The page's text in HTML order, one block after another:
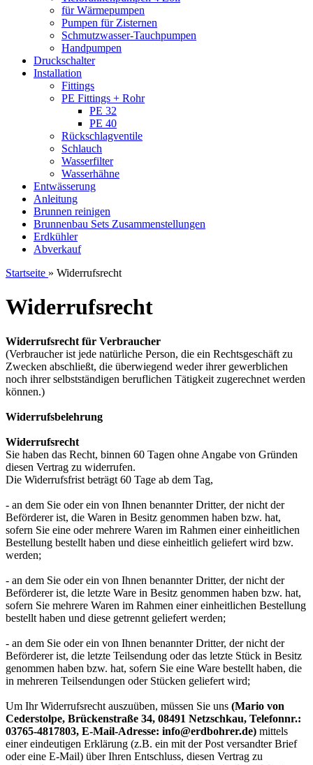
für Wärmepumpen
Pumpen für Zisternen
Schmutzwasser-Tauchpumpen
Handpumpen
Druckschalter
Installation
Fittings
PE Fittings + Rohr
PE 32
PE 40
Rückschlagventile
Schlauch
Wasserfilter
Wasserhähne
Entwässerung
Anleitung
Brunnen reinigen
Brunnenbau Sets Zusammenstellungen
Erdkühler
Abverkauf
Startseite » Widerrufsrecht
Widerrufsrecht
Widerrufsrecht für Verbraucher
(Verbraucher ist jede natürliche Person, die ein Rechtsgeschäft zu
Zwecken abschließt, die überwiegend weder ihrer gewerblichen
noch ihrer selbstständigen beruflichen Tätigkeit zugerechnet werden
können.)
Widerrufsbelehrung
Widerrufsrecht
Sie haben das Recht, binnen 60 Tagen ohne Angabe von Gründen
diesen Vertrag zu widerrufen.
Die Widerrufsfrist beträgt 60 Tage ab dem Tag,
- an dem Sie oder ein von Ihnen benannter Dritter, der nicht der
Beförderer ist, die Waren in Besitz genommen haben bzw. hat,
sofern Sie eine oder mehrere Waren im Rahmen einer einheitlichen
Bestellung bestellt haben und diese einheitlich geliefert wird bzw.
werden;
- an dem Sie oder ein von Ihnen benannter Dritter, der nicht der
Beförderer ist, die letzte Ware in Besitz genommen haben bzw. hat,
sofern Sie mehrere Waren im Rahmen einer einheitlichen Bestellung
bestellt haben und diese getrennt geliefert werden;
- an dem Sie oder ein von Ihnen benannter Dritter, der nicht der
Beförderer ist, die letzte Teilsendung oder das letzte Stück in Besitz
genommen haben bzw. hat, sofern Sie eine Ware bestellt haben, die
in mehreren Teilsendungen oder Stücken geliefert wird;
Um Ihr Widerrufsrecht auszuüben, müssen Sie uns (Mario von
Cederstolpe, Brückenstraße 34, 08491 Netzschkau, Telefonnr.:
03765-4817803, E-Mail-Adresse: info@erdbohrer.de) mittels
einer eindeutigen Erklärung (z.B. ein mit der Post versandter Brief
oder eine E-Mail) über Ihren Entschluss, diesen Vertrag zu